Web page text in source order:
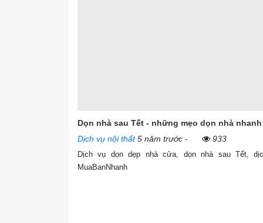
Dọn nhà sau Tết - những mẹo dọn nhà
Dịch vụ nội thất 5 năm trước - 933
Dịch vụ dọn dẹp nhà cửa, dọn nhà sau Tết,
MuaBanNhanh